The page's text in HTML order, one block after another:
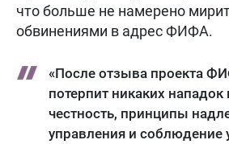
что больше не намерено
обвинениями в адрес ФИФА.
«После отзыва проекта
потерпит никаких
честность, принципы
управления и соблюдение